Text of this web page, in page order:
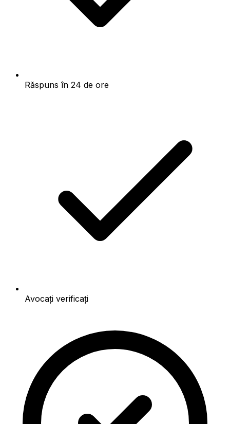
Răspuns în 24 de ore
Avocați verificați